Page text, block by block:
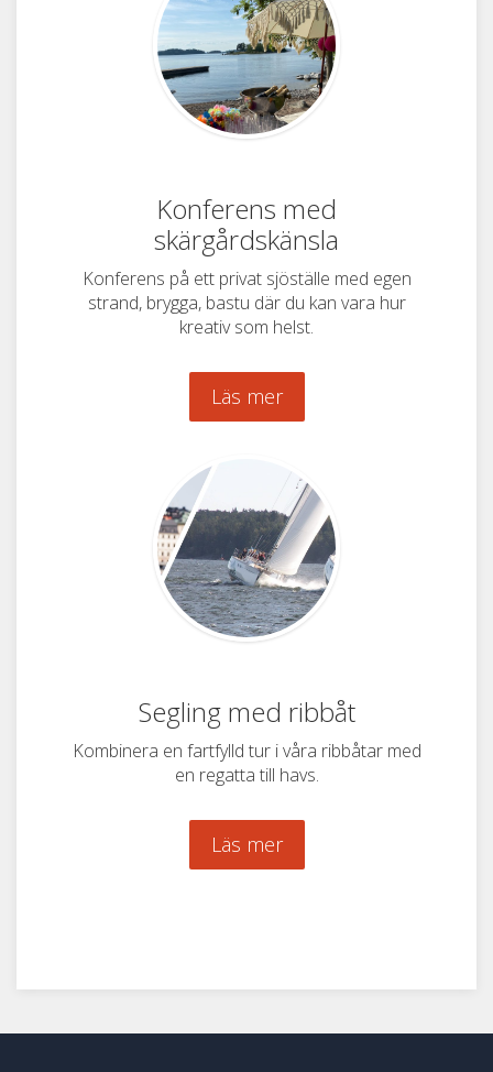
Konferens med
skärgårdskänsla
Konferens på ett privat sjöställe med egen
strand, brygga, bastu där du kan vara hur
kreativ som helst.
Läs mer
Segling med ribbåt
Kombinera en fartfylld tur i våra ribbåtar med
en regatta till havs.
Läs mer